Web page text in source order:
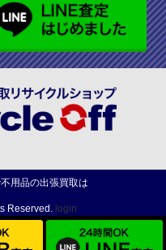
用品の出張買取は
Reserved. login